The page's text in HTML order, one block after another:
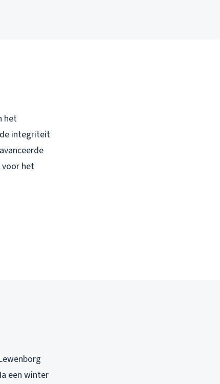
het
integriteit
voor het
een winter